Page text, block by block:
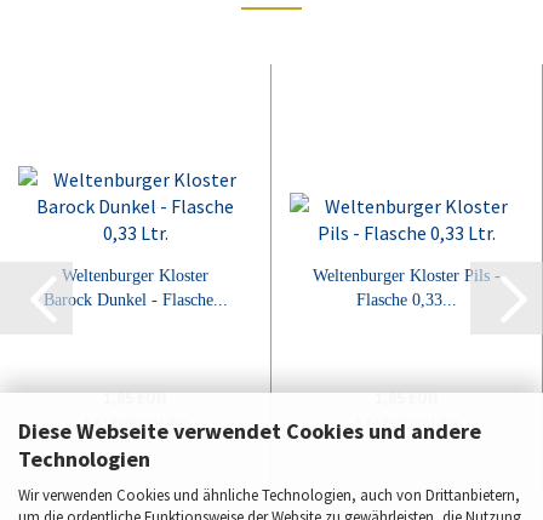
Diese Webseite verwendet Cookies und andere
Technologien
Wir verwenden Cookies und ähnliche Technologien, auch von Drittanbietern,
Weltenburger Kloster
Barock Dunkel - Flasche...
1,85 EUR
5,61 EUR pro Liter
Weltenburger Kloster Pils -
Flasche 0,33...
1,85 EUR
5,61 EUR pro Liter